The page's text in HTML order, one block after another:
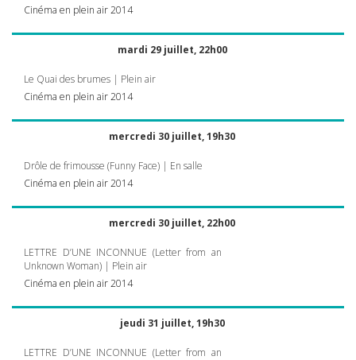
Cinéma en plein air 2014
mardi 29 juillet, 22h00
Le Quai des brumes | Plein air
Cinéma en plein air 2014
mercredi 30 juillet, 19h30
Drôle de frimousse (Funny Face) | En salle
Cinéma en plein air 2014
mercredi 30 juillet, 22h00
LETTRE D’UNE INCONNUE (Letter from an
Unknown Woman) | Plein air
Cinéma en plein air 2014
jeudi 31 juillet, 19h30
LETTRE D’UNE INCONNUE (Letter from an